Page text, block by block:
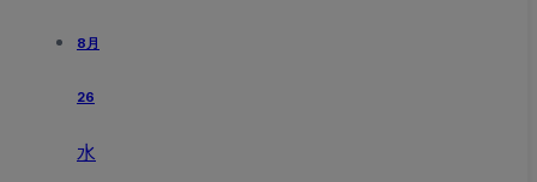
8月
26
水